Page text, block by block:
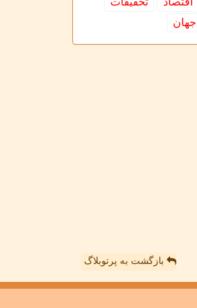
جهان
بازگشت به پرتوبلاگ